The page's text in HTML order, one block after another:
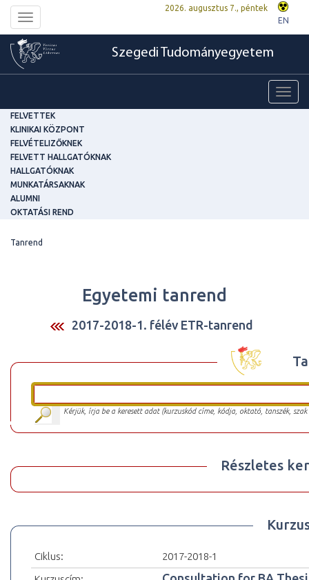
Toggle
navigation
2026. augusztus 7., péntek
EN
Szegedi Tudományegyetem
FELVETTEK
KLINIKAI KÖZPONT
FELVÉTELIZŐKNEK
FELVETT HALLGATÓKNAK
HALLGATÓKNAK
MUNKATÁRSAKNAK
ALUMNI
OKTATÁSI REND
Tanrend
Egyetemi tanrend
2017-2018-1. félév ETR-tanrend
Kérjük, írja be a keresett adat (kurzuskód címe, kódja, oktató, tanszék,
Részletes
Ciklus:
2017-2018-1